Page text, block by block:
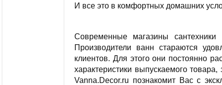
И все это в комфортных домашних
Современные магазины
Производители ванн стараются
клиентов. Для этого они постоянно
характеристики выпускаемого
Vanna.Decor.ru познакомит Вас с